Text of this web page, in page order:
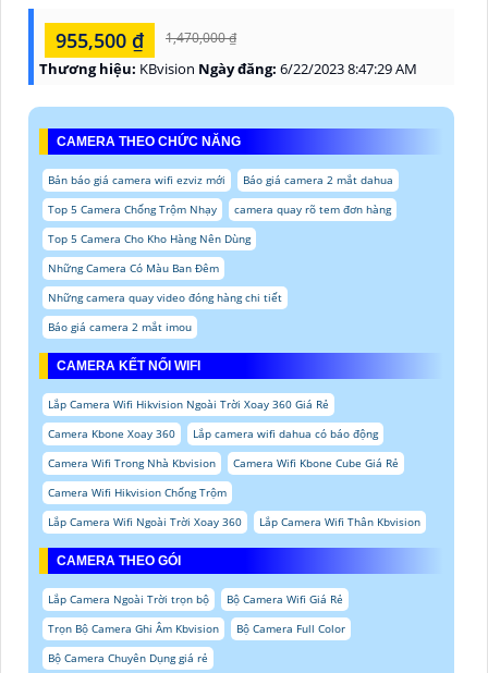
955,500 ₫ 1,470,000 ₫
Thương hiệu: KBvision Ngày đăng: 6/22/2023 8:47:29 AM
CAMERA THEO CHỨC NĂNG
Bản báo giá camera wifi ezviz mới
Báo giá camera 2 mắt dahua
Top 5 Camera Chống Trộm Nhạy
camera quay rõ tem đơn hàng
Top 5 Camera Cho Kho Hàng Nên Dùng
Những Camera Có Màu Ban Đêm
Những camera quay video đóng hàng chi tiết
Báo giá camera 2 mắt imou
CAMERA KẾT NỐI WIFI
Lắp Camera Wifi Hikvision Ngoài Trời Xoay 360 Giá Rẻ
Camera Kbone Xoay 360
Lắp camera wifi dahua có báo động
Camera Wifi Trong Nhà Kbvision
Camera Wifi Kbone Cube Giá Rẻ
Camera Wifi Hikvision Chống Trộm
Lắp Camera Wifi Ngoài Trời Xoay 360
Lắp Camera Wifi Thân Kbvision
CAMERA THEO GÓI
Lắp Camera Ngoài Trời trọn bộ
Bộ Camera Wifi Giá Rẻ
Trọn Bộ Camera Ghi Âm Kbvision
Bộ Camera Full Color
Bộ Camera Chuyên Dụng giá rẻ